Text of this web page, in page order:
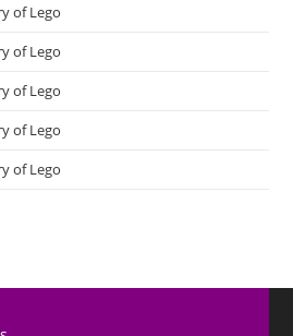
of Lego
of Lego
of Lego
of Lego
of Lego